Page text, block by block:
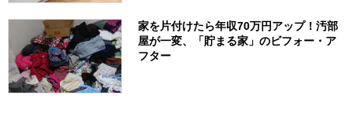
家を片付けたら年収70万円アップ！汚部
屋が一変、「貯まる家」のビフォー・ア
フター